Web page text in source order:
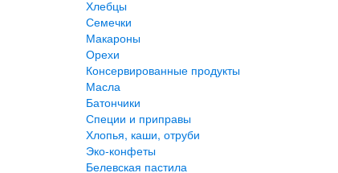
Хлебцы
Семечки
Макароны
Орехи
Консервированные продукты
Масла
Батончики
Специи и приправы
Хлопья, каши, отруби
Эко-конфеты
Белевская пастила